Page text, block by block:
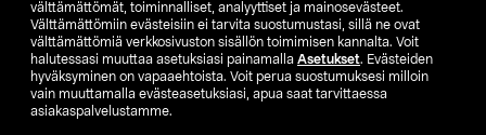
välttämättömät, toiminnalliset, analyyttiset ja mainosevästeet.
Välttämättömiin evästeisiin ei tarvita suostumustasi, sillä ne ovat
välttämättömiä verkkosivuston sisällön toimimisen kannalta. Voit
halutessasi muuttaa asetuksiasi painamalla Asetukset. Evästeiden
hyväksyminen on vapaaehtoista. Voit perua suostumuksesi milloin
vain muuttamalla evästeasetuksiasi, apua saat tarvittaessa
asiakaspalvelustamme.
FI SV